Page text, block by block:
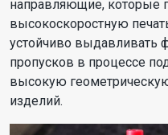
направляющие, которые
высокоскоростную
устойчиво выдавливать
пропусков в процессе
высокую
изделий.